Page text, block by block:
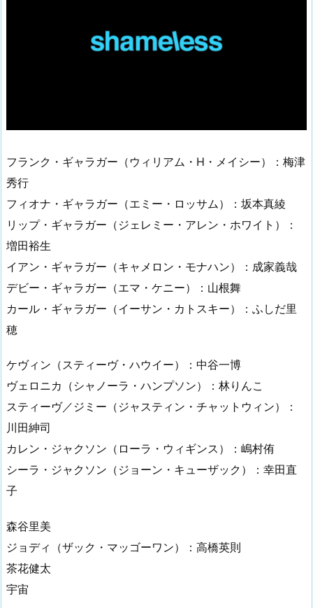
フランク・ギャラガー（ウィリアム・H・メイシー）：梅津
秀行
フィオナ・ギャラガー（エミー・ロッサム）：坂本真綾
リップ・ギャラガー（ジェレミー・アレン・ホワイト）：
増田裕生
イアン・ギャラガー（キャメロン・モナハン）：成家義哉
デビー・ギャラガー（エマ・ケニー）：山根舞
カール・ギャラガー（イーサン・カトスキー）：ふしだ里
穂
ケヴィン（スティーヴ・ハウイー）：中谷一博
ヴェロニカ（シャノーラ・ハンプソン）：林りんこ
スティーヴ／ジミー（ジャスティン・チャットウィン）：
川田紳司
カレン・ジャクソン（ローラ・ウィギンス）：嶋村侑
シーラ・ジャクソン（ジョーン・キューザック）：幸田直
子
森谷里美
ジョディ（ザック・マッゴーワン）：高橋英則
茶花健太
宇宙